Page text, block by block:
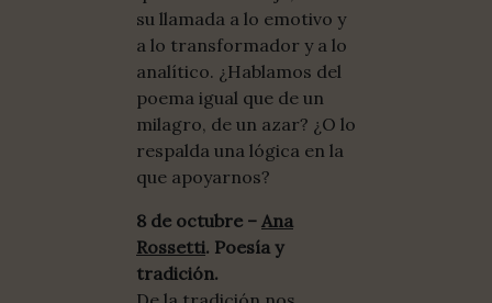
su llamada a lo emotivo y
a lo transformador y a lo
analítico. ¿Hablamos del
poema igual que de un
milagro, de un azar? ¿O lo
respalda una lógica en la
que apoyarnos?
8 de octubre – Ana
Rossetti. Poesía y
tradición.